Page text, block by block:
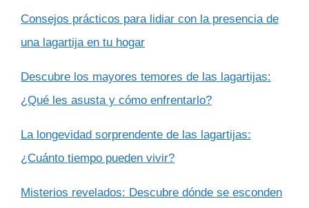
Consejos prácticos para lidiar con la presencia de
una lagartija en tu hogar
Descubre los mayores temores de las lagartijas:
¿Qué les asusta y cómo enfrentarlo?
La longevidad sorprendente de las lagartijas:
¿Cuánto tiempo pueden vivir?
Misterios revelados: Descubre dónde se esconden